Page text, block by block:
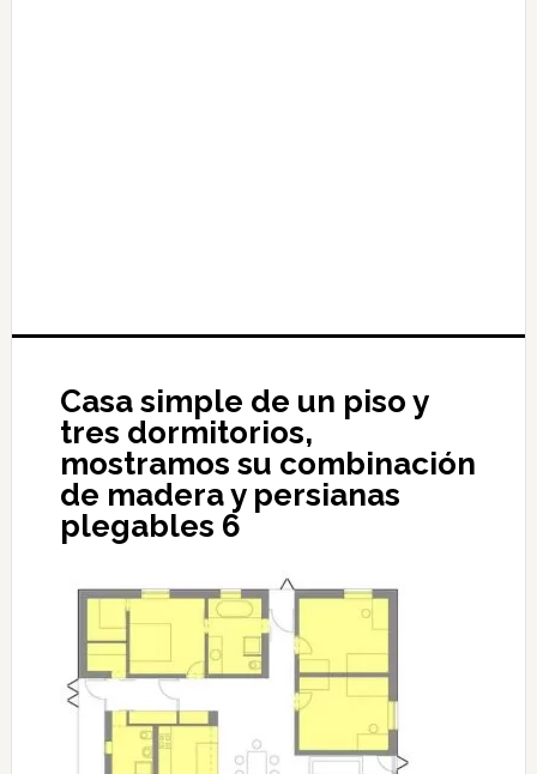
Casa simple de un piso y
tres dormitorios,
mostramos su combinación
de madera y persianas
plegables 6